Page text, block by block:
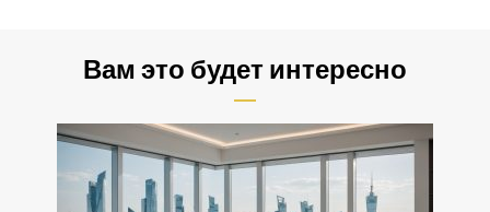
Вам это будет интересно